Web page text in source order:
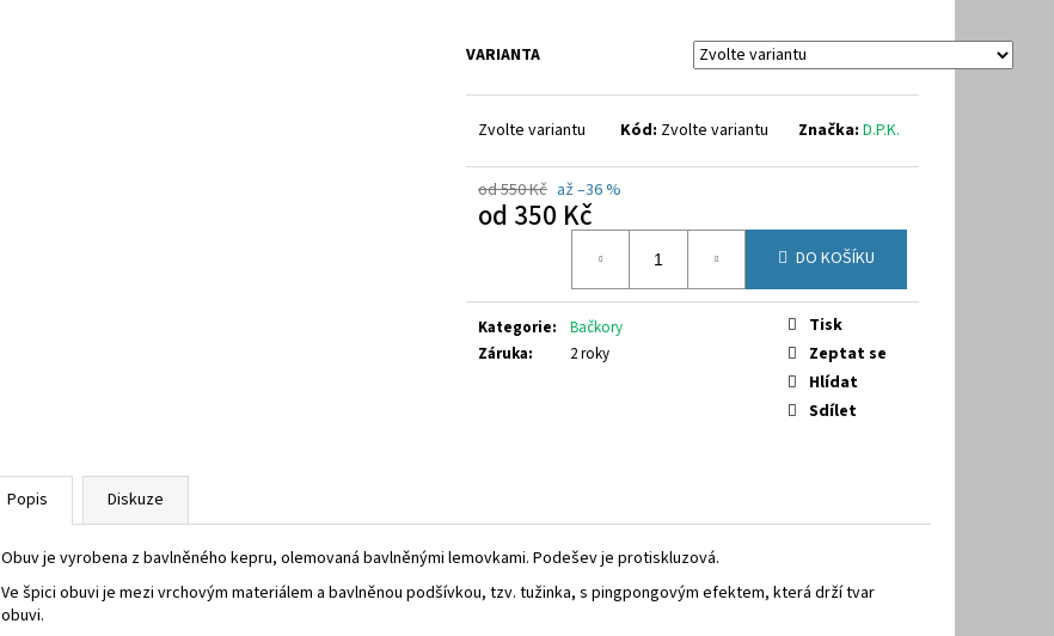
VARIANTA
Zvolte variantu Kód: Zvolte variantu Značka:D.P.K.
od 550 Kč až –36 %
od 350 Kč
DO KOŠÍKU
Kategorie:
Bačkory
Záruka: 2 roky
Tisk
Zeptat se
Hlídat
Sdílet
Popis Diskuze
Obuv je vyrobena z bavlněného kepru, olemovaná bavlněnými lemovkami. Podeševje protiskluzová.
Ve špici obuvi je mezi vrchovým materiálem a bavlněnou podšívkou, tzv. tužinka, s pingpongovým efektem, která drží tvar
obuvi.